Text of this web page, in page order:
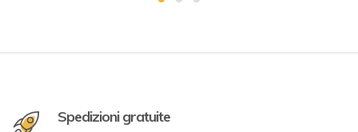
Spedizioni gratuite